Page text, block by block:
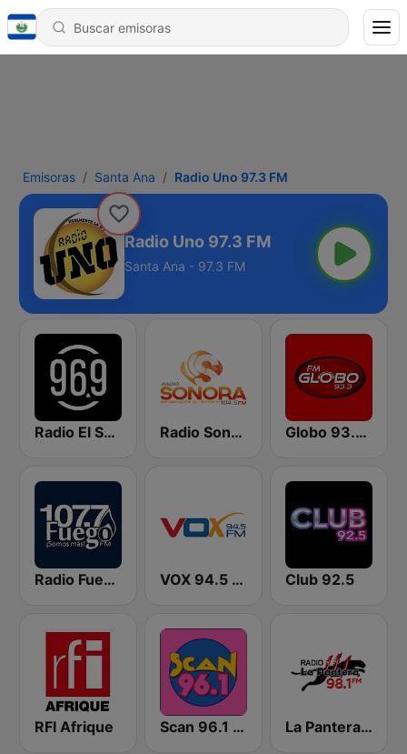
Emisoras Santa Ana Radio Uno 97.3 FM
Radio Uno 97.3 FM
Santa Ana - 97.3 FM
Radio El Salvador | 96.9 FM Radio Sonora 104.5 FM Globo 93.3 FM
Radio Fuego 107.7 FM VOX 94.5 FM Club 92.5
RFI Afrique Scan 96.1 FM La Pantera 98.1 FM